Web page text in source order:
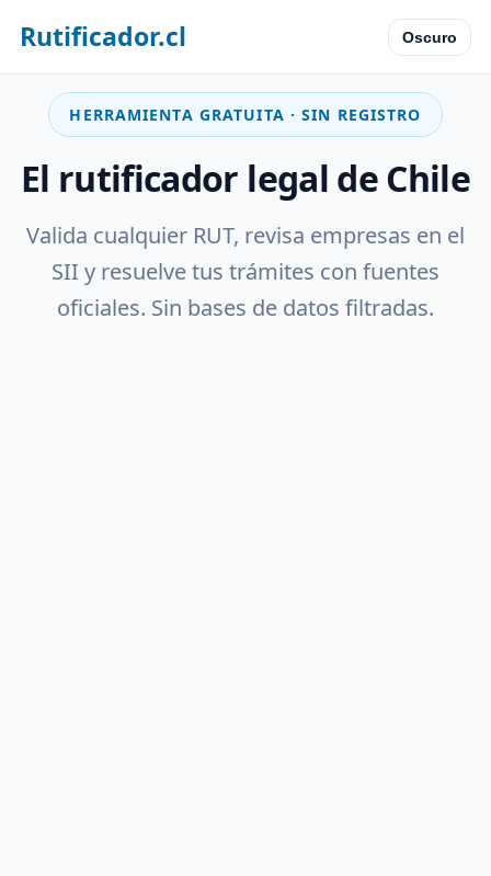
Rutificador.cl Oscuro
HERRAMIENTA GRATUITA · SIN REGISTRO
El rutificador legal de Chile
Valida cualquier RUT, revisa empresas en el
SII y resuelve tus trámites con fuentes
oficiales. Sin bases de datos filtradas.